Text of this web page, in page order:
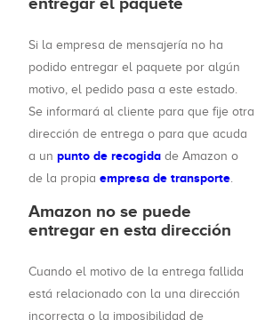
Si la empresa de mensajería no ha
podido entregar el paquete por algún
motivo, el pedido pasa a este estado.
Se informará al cliente para que fije otra
dirección de entrega o para que acuda
a un punto de recogida de Amazon o
de la propia empresa de transporte
Amazon no se puede
entregar en esta dirección
Cuando el motivo de la entrega fallida
está relacionado con la una dirección
incorrecta o la imposibilidad de